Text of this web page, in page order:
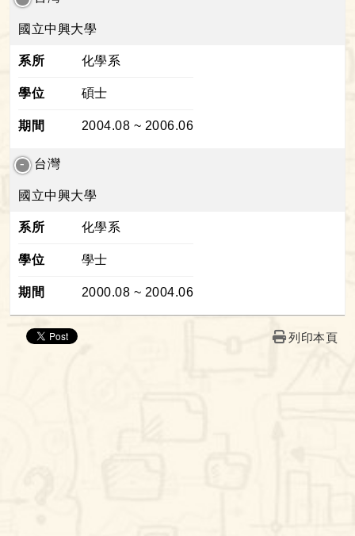
國立中興大學
系所 化學系
學位 碩士
期間 2004.08 ~ 2006.06
台灣
國立中興大學
系所 化學系
學位 學士
期間 2000.08 ~ 2004.06
列印本頁